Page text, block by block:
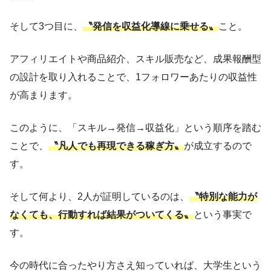
そして3つ目に、 〝発信を収益化導線に乗せる〟こと。
アフィリエイトや商品紹介、スキル販売など、成果報酬型
の設計を取り入れることで、1フォロワーあたりの収益性
が高まります。
このように、「スキル→発信→収益化」という順序を踏む
ことで、 〝凡人でも再現できる稼ぎ方〟が成立するので
す。
そして何より、2人が証明しているのは、 〝特別な能力が
なくても、行動すれば結果がついてくる〟という事実で
す。
今の時代に合ったやり方さえ知っていれば、大学生という